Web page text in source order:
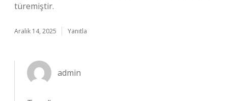
türemiştir.
Aralık 14, 2025 Yanıtla
admin